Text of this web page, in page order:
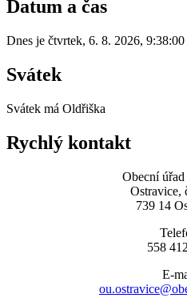
Datum a čas
Dnes je čtvrtek, 6. 8. 2026, 9:38:00
Svátek
Svátek má Oldřiška
Rychlý kontakt
Obecní
Ostravice,
739 14
558
E-